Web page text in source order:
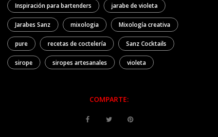
Inspiración para bartenders jarabe de violeta
Jarabes Sanz mixologia Mixología creativa
pure recetas de coctelería Sanz Cocktails
sirope siropes artesanales violeta
COMPARTE: